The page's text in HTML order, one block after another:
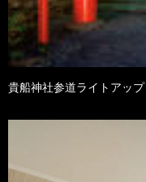
貴船神社参道ライトアップ